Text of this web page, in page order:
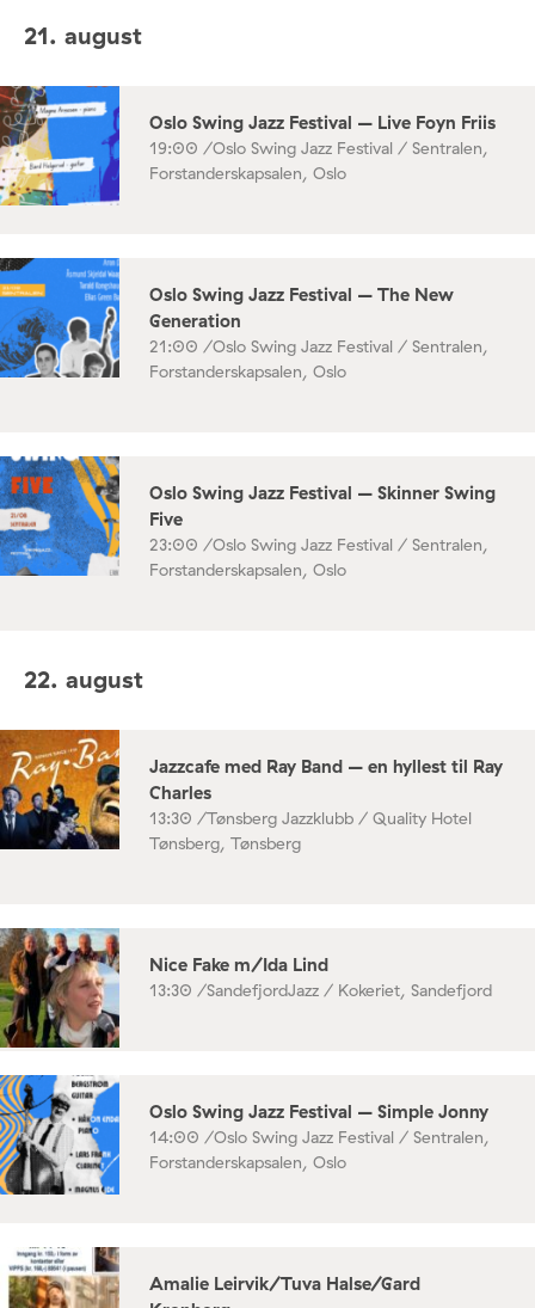
21. august
Oslo Swing Jazz Festival – Live Foyn Friis
19:00 /Oslo Swing Jazz Festival / Sentralen,
Forstanderskapsalen, Oslo
Oslo Swing Jazz Festival – The New
Generation
21:00 /Oslo Swing Jazz Festival / Sentralen,
Forstanderskapsalen, Oslo
Oslo Swing Jazz Festival – Skinner Swing
Five
23:00 /Oslo Swing Jazz Festival / Sentralen,
Forstanderskapsalen, Oslo
22. august
Jazzcafe med Ray Band – en hyllest til Ray
Charles
13:30 /Tønsberg Jazzklubb / Quality Hotel
Tønsberg, Tønsberg
Nice Fake m/Ida Lind
13:30 /SandefjordJazz / Kokeriet, Sandefjord
Oslo Swing Jazz Festival – Simple Jonny
14:00 /Oslo Swing Jazz Festival / Sentralen,
Forstanderskapsalen, Oslo
Amalie Leirvik/Tuva Halse/Gard